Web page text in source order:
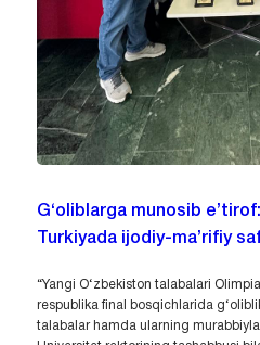
G‘oliblarga munosib
Turkiyada ijodiy-ma’rifiy
“Yangi O‘zbekiston talabalari
respublika final bosqichlarida
talabalar hamda ularning